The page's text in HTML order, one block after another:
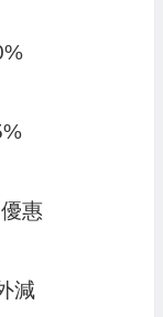
惠
減